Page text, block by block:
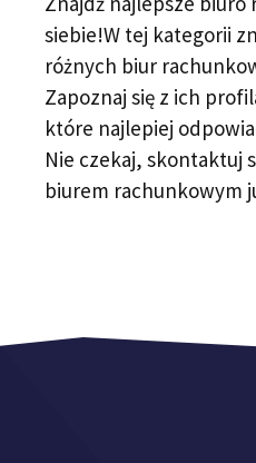
siebie!W tej kategorii
różnych biur
Zapoznaj się z ich
które najlepiej
Nie czekaj, skontaktuj
biurem rachunkowym